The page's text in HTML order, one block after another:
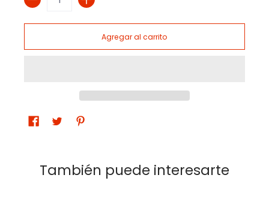
Agregar al carrito
También puede interesarte